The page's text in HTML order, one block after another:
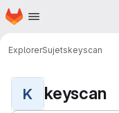
Passer au contenu principal
Page d'accueil
ExplorerSujetskeyscan
K keyscan